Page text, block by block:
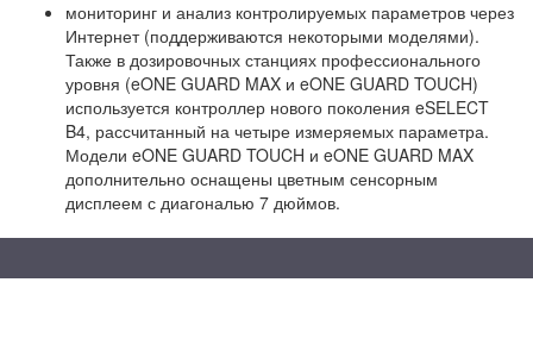
мониторинг и анализ контролируемых параметров через
Интернет (поддерживаются некоторыми моделями).
Также в дозировочных станциях профессионального
уровня (eONE GUARD MAX и eONE GUARD TOUCH)
используется контроллер нового поколения eSELECT
B4, рассчитанный на четыре измеряемых параметра.
Модели eONE GUARD TOUCH и eONE GUARD MAX
дополнительно оснащены цветным сенсорным
дисплеем с диагональю 7 дюймов.